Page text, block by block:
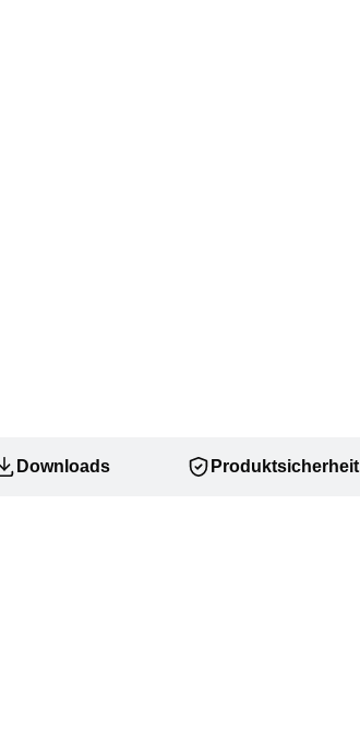
Downloads Produktsicherheit